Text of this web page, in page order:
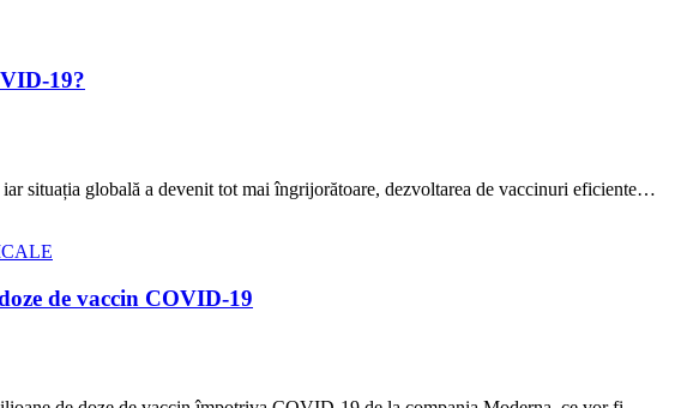
19?
situația globală a devenit tot mai îngrijorătoare, dezvoltarea de vaccinuri eficiente…
de vaccin COVID-19